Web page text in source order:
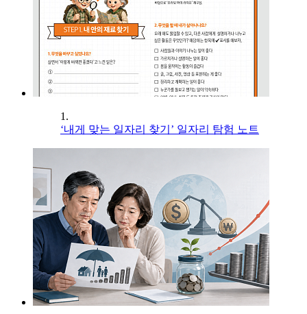
1.
‘내게 맞는 일자리 찾기’ 일자리 탐험 노트